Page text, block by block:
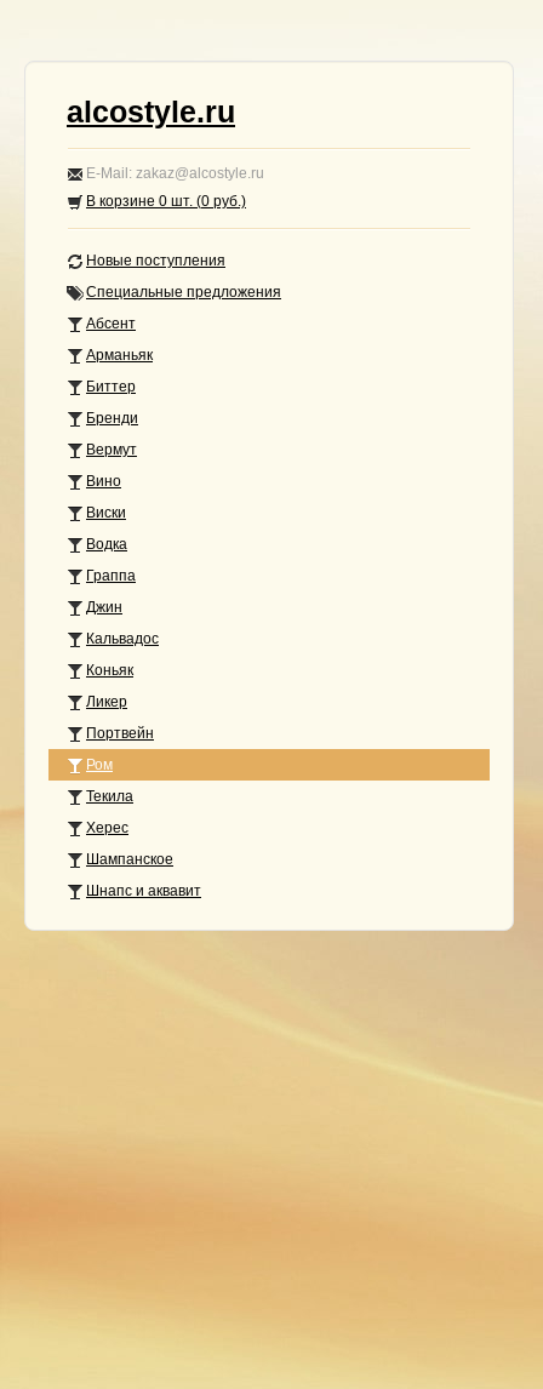
alcostyle.ru
E-Mail: zakaz@alcostyle.ru
В корзине 0 шт. (0 руб.)
Новые поступления
Специальные предложения
Абсент
Арманьяк
Биттер
Бренди
Вермут
Вино
Виски
Водка
Граппа
Джин
Кальвадос
Коньяк
Ликер
Портвейн
Ром
Текила
Херес
Шампанское
Шнапс и аквавит